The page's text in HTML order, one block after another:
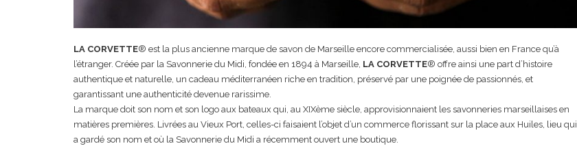
LA CORVETTE® est la plus ancienne marque de savon de Marseille encore commercialisée, aussi bien en France qu’à
l’étranger. Créée par la Savonnerie du Midi, fondée en 1894 à Marseille, LA CORVETTE® offre ainsi une part d’histoire
authentique et naturelle, un cadeau méditerranéen riche en tradition, préservé par une poignée de passionnés, et
garantissant une authenticité devenue rarissime.
La marque doit son nom et son logo aux bateaux qui, au XIXème siècle, approvisionnaient les savonneries marseillaises en
matières premières. Livrées au Vieux Port, celles-ci faisaient l’objet d’un commerce florissant sur la place aux Huiles, lieu qui
a gardé son nom et où la Savonnerie du Midi a récemment ouvert une boutique.